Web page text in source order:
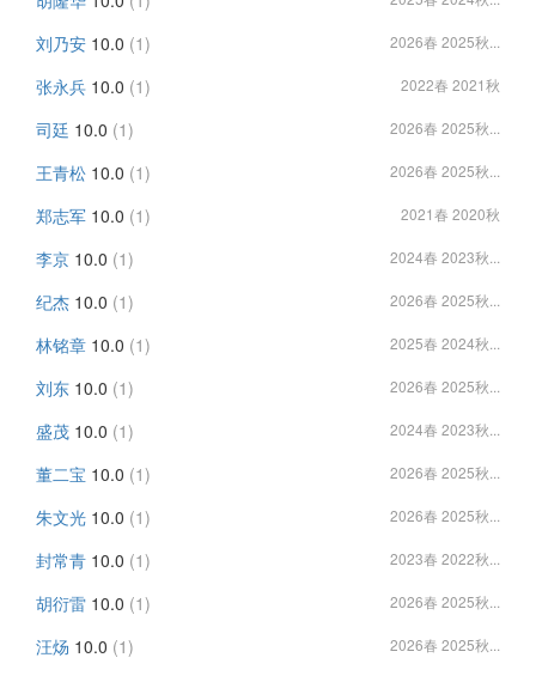
刘乃安 10.0 (1) 2026春 2025秋...
张永兵 10.0 (1) 2022春 2021秋
司廷 10.0 (1) 2026春 2025秋...
王青松 10.0 (1) 2026春 2025秋...
郑志军 10.0 (1) 2021春 2020秋
李京 10.0 (1) 2024春 2023秋...
纪杰 10.0 (1) 2026春 2025秋...
林铭章 10.0 (1) 2025春 2024秋...
刘东 10.0 (1) 2026春 2025秋...
盛茂 10.0 (1) 2024春 2023秋...
董二宝 10.0 (1) 2026春 2025秋...
朱文光 10.0 (1) 2026春 2025秋...
封常青 10.0 (1) 2023春 2022秋...
胡衍雷 10.0 (1) 2026春 2025秋...
汪炀 10.0 (1) 2026春 2025秋...